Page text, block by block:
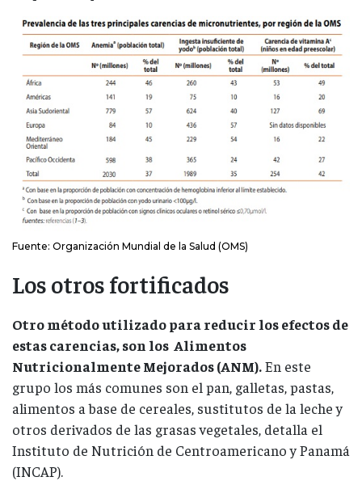
Fuente: Organización Mundial de la Salud (OMS)
Los otros fortificados
Otro método utilizado para reducir los efectos de
estas carencias, son los Alimentos
Nutricionalmente Mejorados (ANM).En este
grupo los más comunes son el pan, galletas, pastas,
alimentos a base de cereales, sustitutos de la leche y
otros derivados de las grasas vegetales, detalla el
Instituto de Nutrición de Centroamericano y Panamá
(INCAP).